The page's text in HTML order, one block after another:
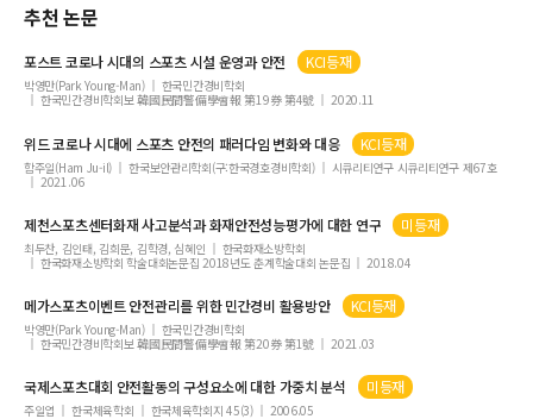
추천 논문
포스트 코로나 시대의 스포츠 시설 운영과안전 KCI등재
박영만(Park Young-Man)
한국민간경비학회
한국민간경비학회보 韓國民間警備學會報 第19券 第4號
2020.11
위드 코로나 시대에 스포츠 안전의 패러다임 변화와 대응 KCI등재
함주일(Ham Ju-il) 한국보안관리학회(구:한국경호경비학회)
시큐리티연구 시큐리티연구 제67호
2021.06
제천스포츠센터화재 사고분석과 화재안전성능평가에 대한 연구 미등재
최두찬, 김인태, 김희문, 김학경, 심혜인
한국화재소방학회
한국화재소방학회 학술대회논문집 2018년도 춘계학술대회 논문집
2018.04
메가스포츠이벤트안전관리를 위한 민간경비 활용방안 KCI등재
박영만(Park Young-Man)
한국민간경비학회
한국민간경비학회보 韓國民間警備學會報 第20券 第1號
2021.03
국제스포츠대회 안전활동의 구성요소에 대한 가중치 분석 미등재
주일엽 한국체육학회 한국체육학회지 45(3) 2006.05